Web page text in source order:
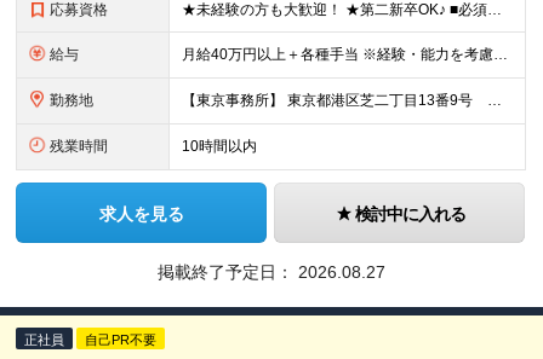
応募資格 ★未経験の方も大歓迎！ ★第二新卒OK♪ ■必須条件 ・普通自動車免許（AT限定可） ・高校卒業以上 ※業界・職種経験は一切問いません！ ■充実の研修体制で未経験も安心！ 入社後は先輩に同行して
給与 月給40万円以上＋各種手当 ※経験・能力を考慮の上、決定します！ ※試用期間3カ月（その間の給与・待遇に差異はありません） ■手当が充実！ ・交通費全額支給 ・時間外手当全額支給 ・家族扶養手当（
勤務地 【東京事務所】 東京都港区芝二丁目13番9号 芝ホワイトビル5階 ※変更の範囲：上記を除く当社関連勤務地
残業時間 10時間以内
求人を見る 検討中に入れる
掲載終了予定日： 2026.08.27
正社員 自己PR不要